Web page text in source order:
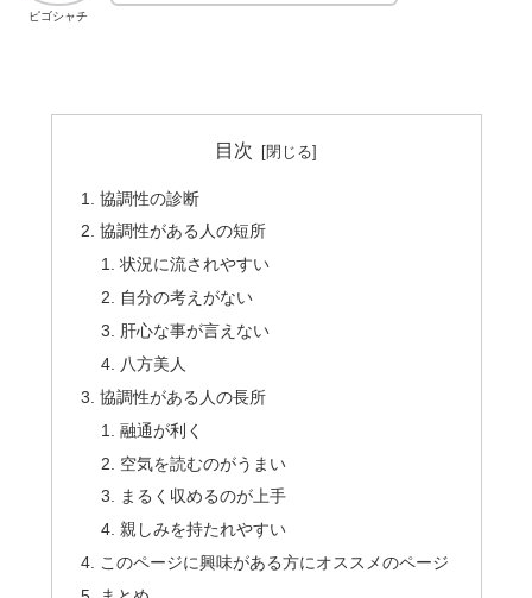
ピゴシャチ
目次
協調性の診断
協調性がある人の短所
状況に流されやすい
自分の考えがない
肝心な事が言えない
八方美人
協調性がある人の長所
融通が利く
空気を読むのがうまい
まるく収めるのが上手
親しみを持たれやすい
このページに興味がある方にオススメのページ